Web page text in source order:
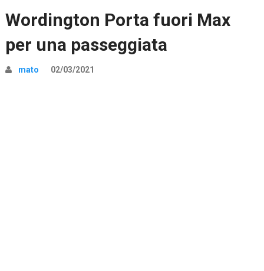
Wordington Porta fuori Max
per una passeggiata
mato 02/03/2021